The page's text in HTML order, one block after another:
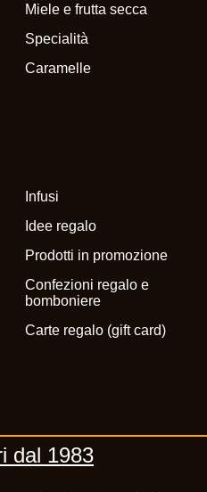
Miele e frutta secca
Specialità
Caramelle
Infusi
Idee regalo
Prodotti in promozione
Confezioni regalo e
bomboniere
Carte regalo (gift card)
dal 1983